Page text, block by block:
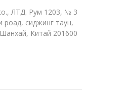
ЛТД. Рум 1203, № 3
сиджинг таун,
Китай 201600